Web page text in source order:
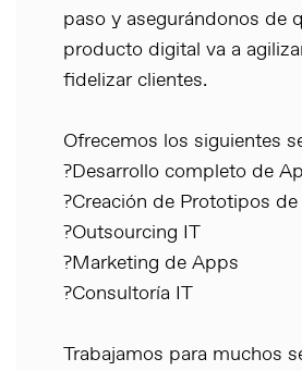
paso y asegurándonos de
producto digital va a
fidelizar clientes.
Ofrecemos los siguientes
?Desarrollo completo de
?Creación de Prototipos
?Outsourcing IT
?Marketing de Apps
?Consultoría IT
Trabajamos para muchos